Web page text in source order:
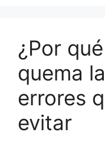
¿Por
quema
errores
evitar